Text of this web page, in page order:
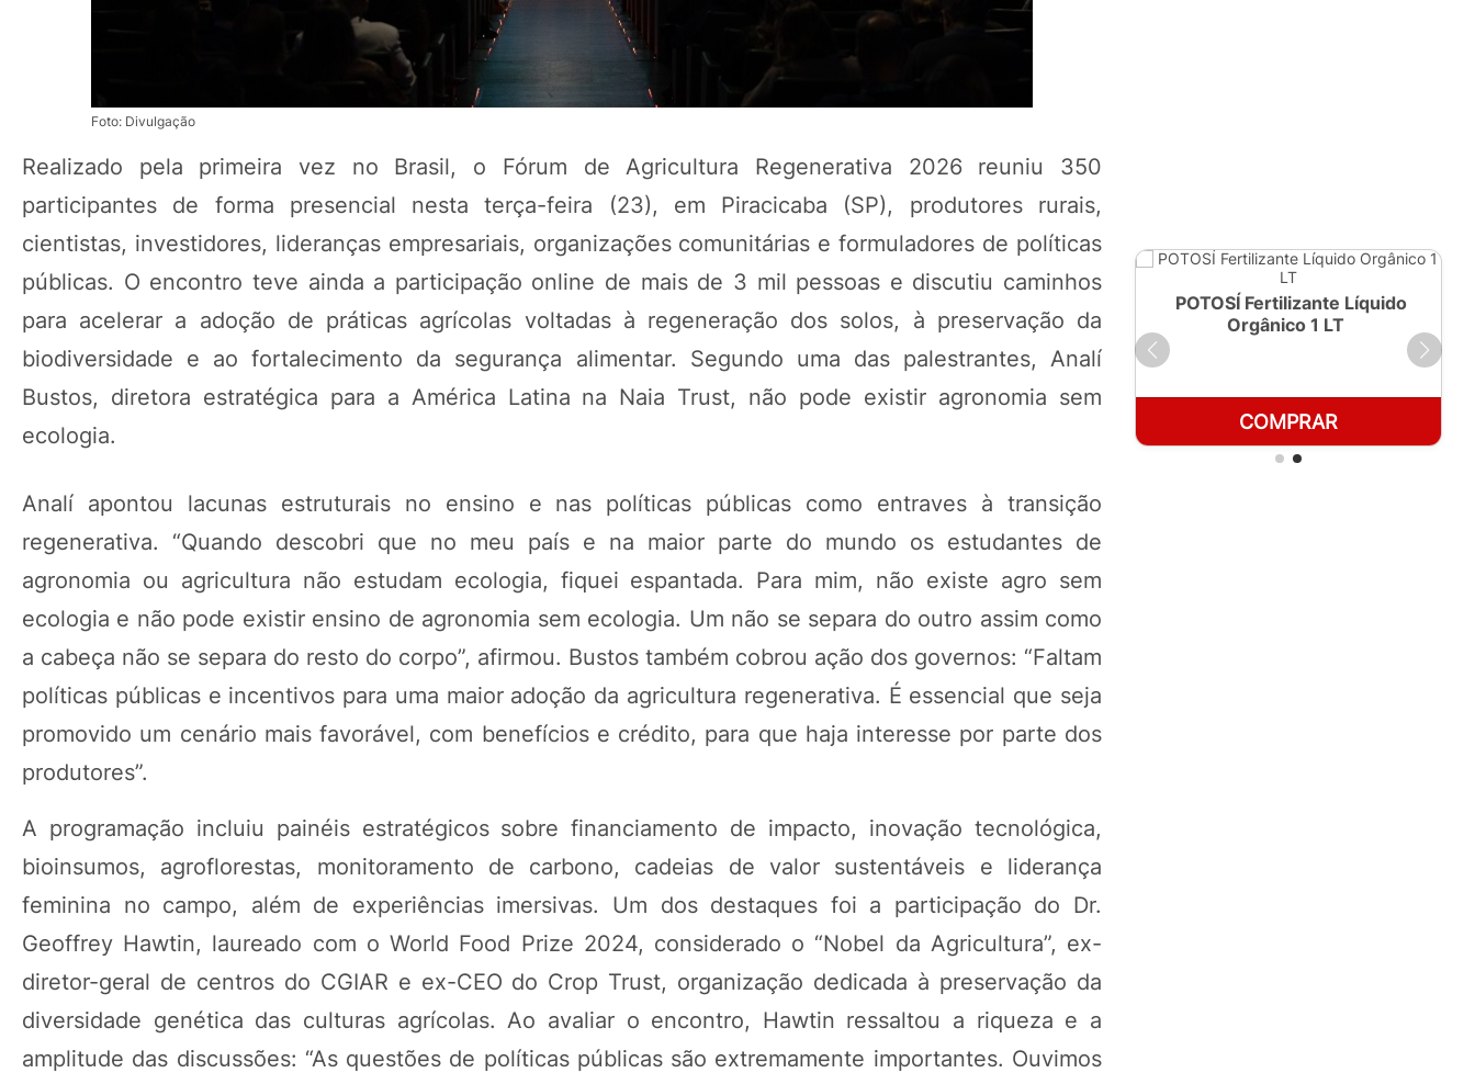
Foto: Divulgação
Realizado pela primeira vez no Brasil, o Fórum de Agricultura Regenerativa 2026 reuniu 350
participantes de forma presencial nesta terça-feira (23), em Piracicaba (SP), produtores rurais,
cientistas, investidores, lideranças empresariais, organizações comunitárias e formuladores de políticas
públicas. O encontro teve ainda a participação online de mais de 3 mil pessoas e discutiu caminhos
para acelerar a adoção de práticas agrícolas voltadas à regeneração dos solos, à preservação da
biodiversidade e ao fortalecimento da segurança alimentar. Segundo uma das palestrantes, Analí
Bustos, diretora estratégica para a América Latina na Naia Trust, não pode existir agronomia sem
ecologia.
Analí apontou lacunas estruturais no ensino e nas políticas públicas como entraves à transição
regenerativa. “Quando descobri que no meu país e na maior parte do mundo os estudantes de
agronomia ou agricultura não estudam ecologia, fiquei espantada. Para mim, não existe agro sem
ecologia e não pode existir ensino de agronomia sem ecologia. Um não se separa do outro assim como
a cabeça não se separa do resto do corpo”, afirmou. Bustos também cobrou ação dos governos: “Faltam
políticas públicas e incentivos para uma maior adoção da agricultura regenerativa. É essencial que seja
promovido um cenário mais favorável, com benefícios e crédito, para que haja interesse por parte dos
produtores”.
A programação incluiu painéis estratégicos sobre financiamento de impacto, inovação tecnológica,
bioinsumos, agroflorestas, monitoramento de carbono, cadeias de valor sustentáveis e liderança
feminina no campo, além de experiências imersivas. Um dos destaques foi a participação do Dr.
Geoffrey Hawtin, laureado com o World Food Prize 2024, considerado o “Nobel da Agricultura”, ex-
diretor-geral de centros do CGIAR e ex-CEO do Crop Trust, organização dedicada à preservação da
diversidade genética das culturas agrícolas. Ao avaliar o encontro, Hawtin ressaltou a riqueza e a
amplitude das discussões: “As questões de políticas públicas são extremamente importantes. Ouvimos
Orgânico 250ml
POTOSÍ Fertilizante Líquido
Orgânico 1 LT
COMPRAR